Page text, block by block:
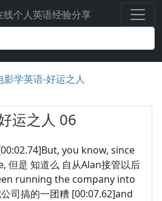
线个人英语经验分享
影学英语-好运之人
运之人 06
you know, since
但是 知道么 自从Alan接管以后
running the company into
司搞的一团糟 [00:07.62]and